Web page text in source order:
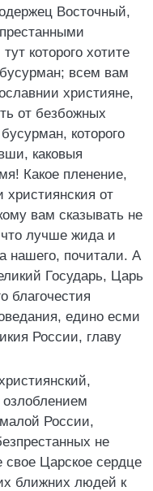
Восточный,
которого хотите
всем вам
християне,
от безбожных
которого
каковыя
Какое пленение,
християнския от
вам сказывать не
лучше жида и
нашего, почитали. А
Государь, Царь
благочестия
едино есми
России, главу
России,
не
Царское сердце
ближних людей к